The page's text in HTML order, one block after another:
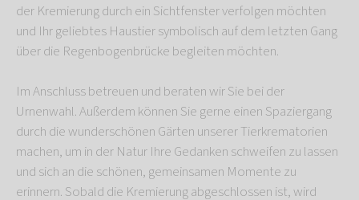
der Kremierung durch ein Sichtfenster verfolgen möchten
und Ihr geliebtes Haustier symbolisch auf dem letzten Gang
über die Regenbogenbrücke begleiten möchten.
Im Anschluss betreuen und beraten wir Sie bei der
Urnenwahl. Außerdem können Sie gerne einen Spaziergang
durch die wunderschönen Gärten unserer Tierkrematorien
machen, um in der Natur Ihre Gedanken schweifen zu lassen
und sich an die schönen, gemeinsamen Momente zu
erinnern. Sobald die Kremierung abgeschlossen ist, wird